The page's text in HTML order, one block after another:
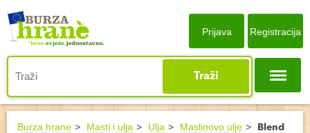
Traži
Prijava Registracija
Burza hrane Masti i ulja Ulja Maslinovo ulje
Blend